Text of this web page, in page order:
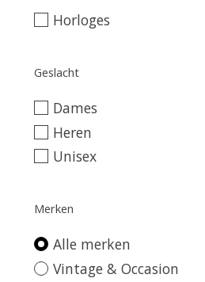
Horloges
Geslacht
Dames
Heren
Unisex
Merken
Alle merken
Vintage & Occasion